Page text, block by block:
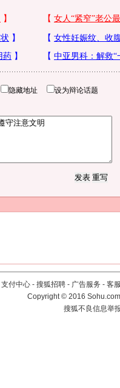
隐藏地址 设为辩论话题
支付中心 - 搜狐招聘 - 广告服务 - 客
Copyright©2016
搜狐不良信息举